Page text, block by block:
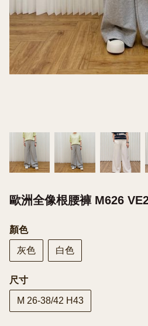
歐洲全像根腰褲 M626
顏色
灰色 白色
尺寸
M 26-38/42 H43